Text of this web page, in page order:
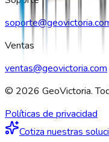
Ventas
ventas@geovictoria.com
© 2026 GeoVictoria.
Políticas de privacidad
Cotiza nuestras